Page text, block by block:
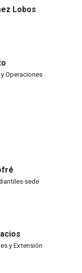
Lobos
Operaciones
sede
y Extensión